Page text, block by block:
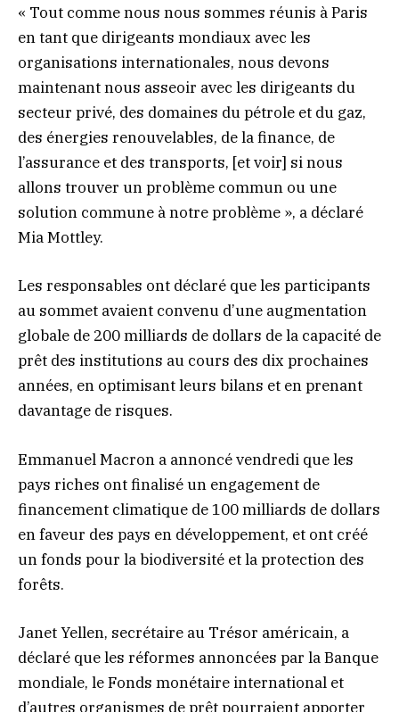
« Tout comme nous nous sommes réunis à Paris
en tant que dirigeants mondiaux avec les
organisations internationales, nous devons
maintenant nous asseoir avec les dirigeants du
secteur privé, des domaines du pétrole et du gaz,
des énergies renouvelables, de la finance, de
l’assurance et des transports, [et voir] si nous
allons trouver un problème commun ou une
solution commune à notre problème », a déclaré
Mia Mottley.
Les responsables ont déclaré que les participants
au sommet avaient convenu d’une augmentation
globale de 200 milliards de dollars de la capacité de
prêt des institutions au cours des dix prochaines
années, en optimisant leurs bilans et en prenant
davantage de risques.
Emmanuel Macron a annoncé vendredi que les
pays riches ont finalisé un engagement de
financement climatique de 100 milliards de dollars
en faveur des pays en développement, et ont créé
un fonds pour la biodiversité et la protection des
forêts.
Janet Yellen, secrétaire au Trésor américain, a
déclaré que les réformes annoncées par la Banque
mondiale, le Fonds monétaire international et
d’autres organismes de prêt pourraient apporter